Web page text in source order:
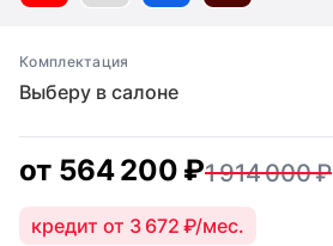
Выберу в салоне
Комплектация
от 564 200 ₽1 914 000 ₽
кредит от 3 672 ₽/мес.